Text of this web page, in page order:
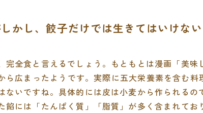
かし、餃子だけでは生きてはいけな
完全食と言えるでしょう。もともとは漫画「美味
ら広まったようです。実際に五大栄養素を含む
ないですね。具体的には皮は小麦から作られるの
餡には「たんぱく質」「脂質」が多く含まれてお